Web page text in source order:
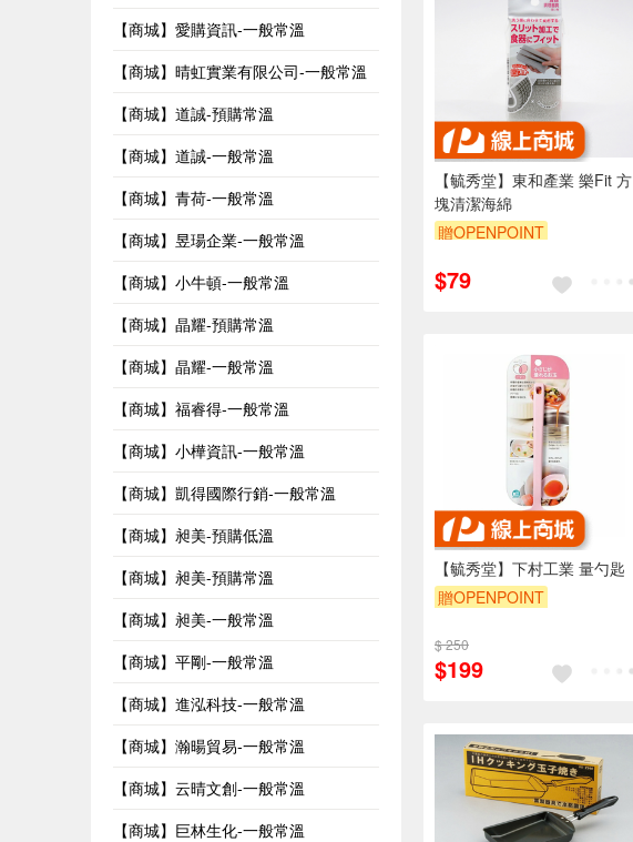
【商城】愛購資訊-一般常溫
【商城】晴虹實業有限公司-一般常溫
【商城】道誠-預購常溫
【商城】道誠-一般常溫
【商城】青荷-一般常溫
【商城】昱瑒企業-一般常溫
【商城】小牛頓-一般常溫
【商城】晶耀-預購常溫
【商城】晶耀-一般常溫
【商城】福睿得-一般常溫
【商城】小樺資訊-一般常溫
【商城】凱得國際行銷-一般常溫
【商城】昶美-預購低溫
【商城】昶美-預購常溫
【商城】昶美-一般常溫
【商城】平剛-一般常溫
【商城】進泓科技-一般常溫
【商城】瀚暘貿易-一般常溫
【商城】云晴文創-一般常溫
【商城】巨林生化-一般常溫
【毓秀堂】東和產業 樂Fit 方
塊清潔海綿
贈OPENPOINT
$79
【毓秀堂】下村工業 量勺匙
贈OPENPOINT
$ 250
$199